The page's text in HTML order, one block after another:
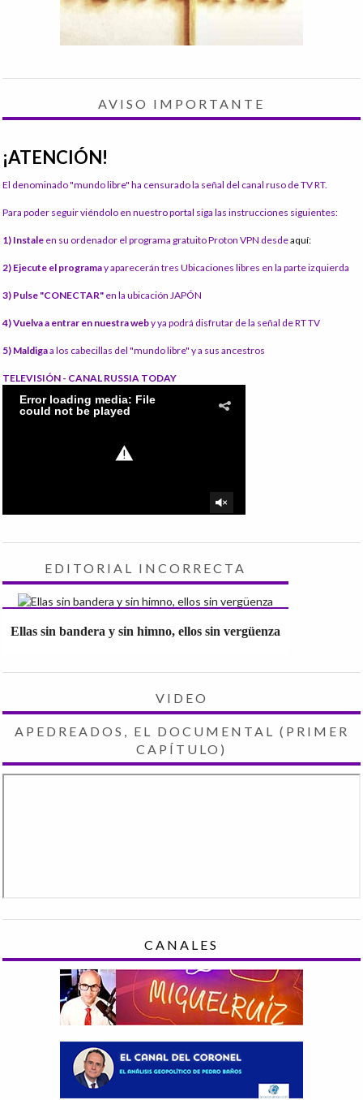
AVISO IMPORTANTE
¡ATENCIÓN!
El denominado "mundo libre" ha censurado la señal del canal ruso de TV RT.
Para poder seguir viéndolo en nuestro portal siga las instrucciones siguientes:
1) Instale en su ordenador el programa gratuito Proton VPN desdeaquí:
2) Ejecute el programay aparecerán tres Ubicaciones libres en la parte izquierda
3) Pulse "CONECTAR" en la ubicación JAPÓN
4) Vuelva a entrar en nuestra weby ya podrá disfrutar de la señal de RT TV
5) Maldigaa los cabecillas del "mundo libre" y a sus ancestros
TELEVISIÓN - CANAL RUSSIA TODAY
EDITORIAL INCORRECTA
Ellas sin bandera y sin himno, ellos sin vergüenza
VIDEO
APEDREADOS, EL DOCUMENTAL (PRIMER
CAPÍTULO)
CANALES